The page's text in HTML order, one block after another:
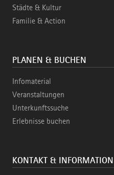
Städte & Kultur
Familie & Action
PLANEN & BUCHEN
Infomaterial
Veranstaltungen
Unterkunftssuche
Erlebnisse buchen
KONTAKT & INFORMATION